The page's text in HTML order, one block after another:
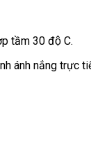
tầm 30 độ C.
ánh nắng trực